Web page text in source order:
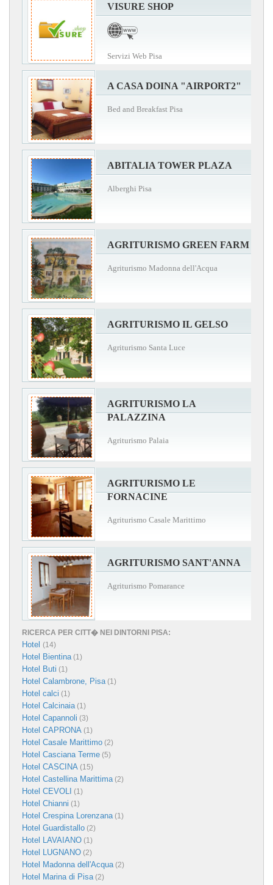
VISURE SHOP
Servizi Web Pisa
A CASA DOINA "AIRPORT2"
Bed and Breakfast Pisa
ABITALIA TOWER PLAZA
Alberghi Pisa
AGRITURISMO GREEN FARM
Agriturismo Madonna dell'Acqua
AGRITURISMO IL GELSO
Agriturismo Santa Luce
AGRITURISMO LA
PALAZZINA
Agriturismo Palaia
AGRITURISMO LE
FORNACINE
Agriturismo Casale Marittimo
AGRITURISMO SANT'ANNA
Agriturismo Pomarance
RICERCA PER CITT� NEI DINTORNI PISA:
Hotel (14)
Hotel Bientina(1)
Hotel Buti (1)
Hotel Calambrone, Pisa(1)
Hotel calci (1)
Hotel Calcinaia(1)
Hotel Capannoli (3)
Hotel CAPRONA (1)
Hotel Casale Marittimo (2)
Hotel Casciana Terme (5)
Hotel CASCINA (15)
Hotel Castellina Marittima(2)
Hotel CEVOLI (1)
Hotel Chianni (1)
Hotel Crespina Lorenzana(1)
Hotel Guardistallo (2)
Hotel LAVAIANO (1)
Hotel LUGNANO (2)
Hotel Madonna dell'Acqua(2)
Hotel Marina di Pisa(2)